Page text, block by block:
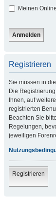
Meinen
Registrieren
Sie müssen in
Die
Ihnen, auf
registrierten
Beachten Sie
Regelungen,
jeweiligen
Registrieren